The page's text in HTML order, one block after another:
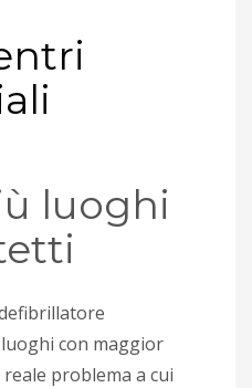
luoghi
con maggior
problema a cui